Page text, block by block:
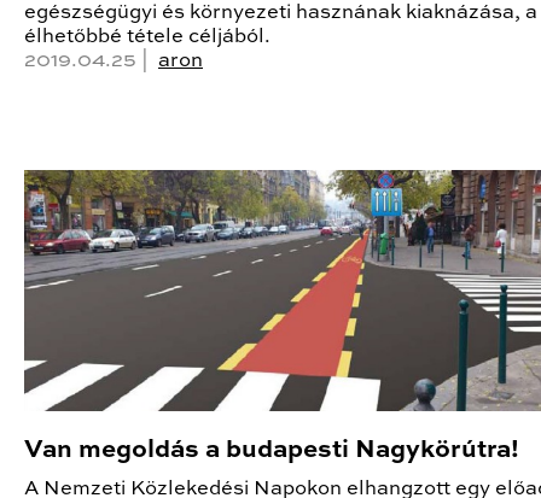
egészségügyi és környezeti hasznának kiaknázása,
élhetőbbé tétele céljából.
2019.04.25 | aron
Van megoldás a budapesti Nagykörútra!
A Nemzeti Közlekedési Napokon elhangzott egy